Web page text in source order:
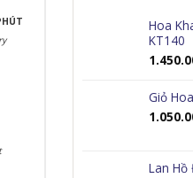
Hoa
KT140
Giỏ
Lan Hồ